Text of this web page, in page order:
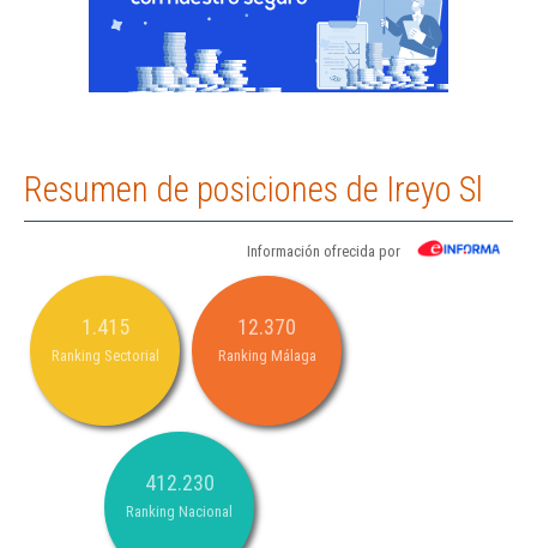
Resumen de posiciones de Ireyo Sl
Información ofrecida por
1.415
Ranking Sectorial
12.370
Ranking Málaga
412.230
Ranking Nacional